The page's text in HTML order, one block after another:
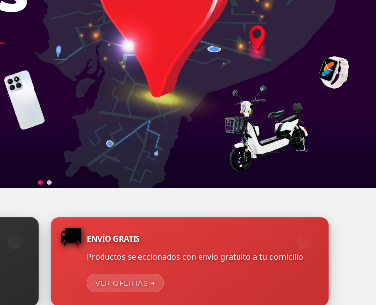
🚚 ENVÍO GRATIS
Productos seleccionados con envío gratuito a tu domicilio
VER OFERTAS →